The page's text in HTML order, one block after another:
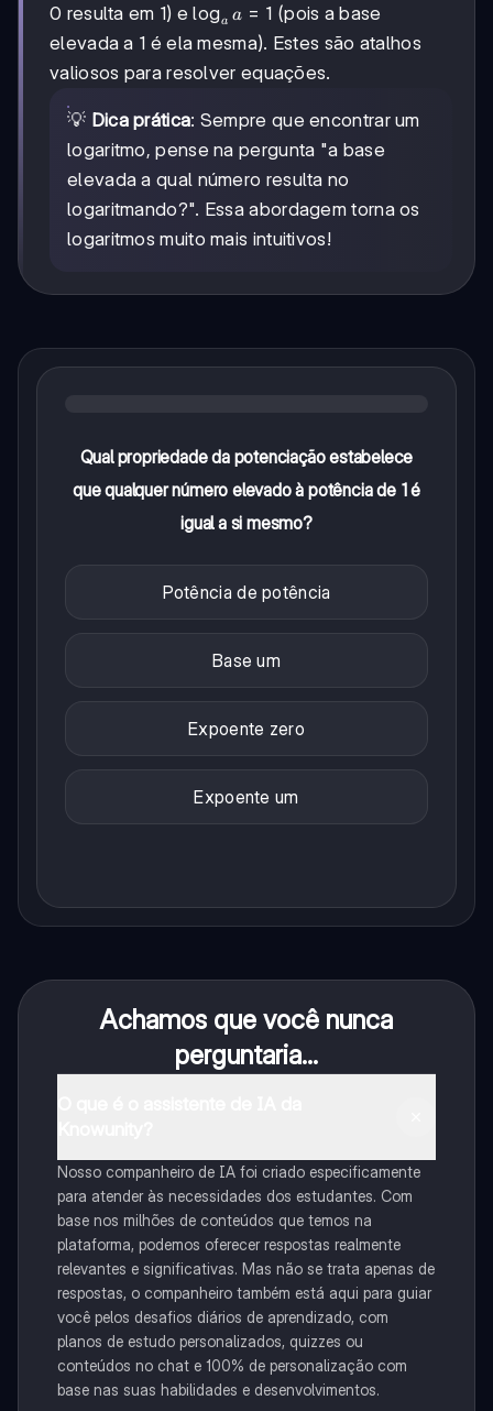
= 0
0 resulta em 1) e\log_{a}a
= 1
loga a = 1 (pois a base
elevada a 1 é ela mesma). Estes são atalhos
valiosos para resolver equações.
💡 Dica prática: Sempre que encontrar um
logaritmo, pense na pergunta "a base
elevada a qual número resulta no
logaritmando?". Essa abordagem torna os
logaritmos muito mais intuitivos!
Qual propriedade da potenciação estabelece
que qualquer número elevado à potência de 1 é
igual a si mesmo?
Potência de potência
Base um
Expoente zero
Expoente um
Achamos que você nunca
perguntaria...
Nosso companheiro de IA foi criado especificamente
para atender às necessidades dos estudantes. Com
base nos milhões de conteúdos que temos na
plataforma, podemos oferecer respostas realmente
relevantes e significativas. Mas não se trata apenas de
respostas, o companheiro também está aqui para guiar
você pelos desafios diários de aprendizado, com
planos de estudo personalizados, quizzes ou
conteúdos no chat e 100% de personalização com
base nas suas habilidades e desenvolvimentos.